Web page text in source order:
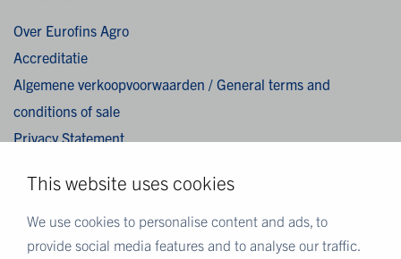
This website uses cookies
We use cookies to personalise content and ads, to
provide social media features and to analyse our traffic.
Over Eurofins Agro
Accreditatie
Algemene verkoopvoorwaarden / General terms and
conditions of sale
Privacy Statement
Disclaimer
MEER EUROFINS